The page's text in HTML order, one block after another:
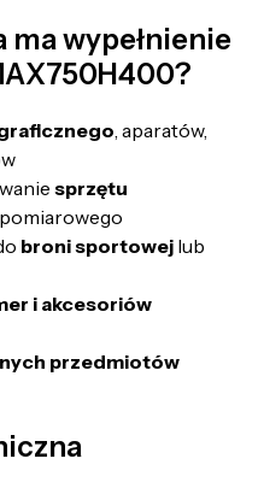
ma wypełnienie
, aparatów,
sprzętu
broni sportowej lub
i akcesoriów
przedmiotów